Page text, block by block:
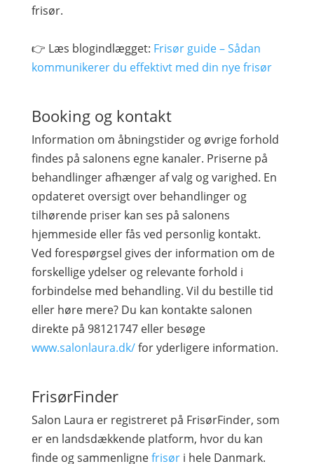
frisør.
👉 Læs blogindlægget: Frisør guide – Sådan
kommunikerer du effektivt med din nye frisør
Booking og kontakt
Information om åbningstider og øvrige forhold
findes på salonens egne kanaler. Priserne på
behandlinger afhænger af valg og varighed. En
opdateret oversigt over behandlinger og
tilhørende priser kan ses på salonens
hjemmeside eller fås ved personlig kontakt.
Ved forespørgsel gives der information om de
forskellige ydelser og relevante forhold i
forbindelse med behandling. Vil du bestille tid
eller høre mere? Du kan kontakte salonen
direkte på 98121747 eller besøge
www.salonlaura.dk/for yderligere information.
FrisørFinder
Salon Laura er registreret på FrisørFinder, som
er en landsdækkende platform, hvor du kan
finde og sammenlignefrisøri hele Danmark.